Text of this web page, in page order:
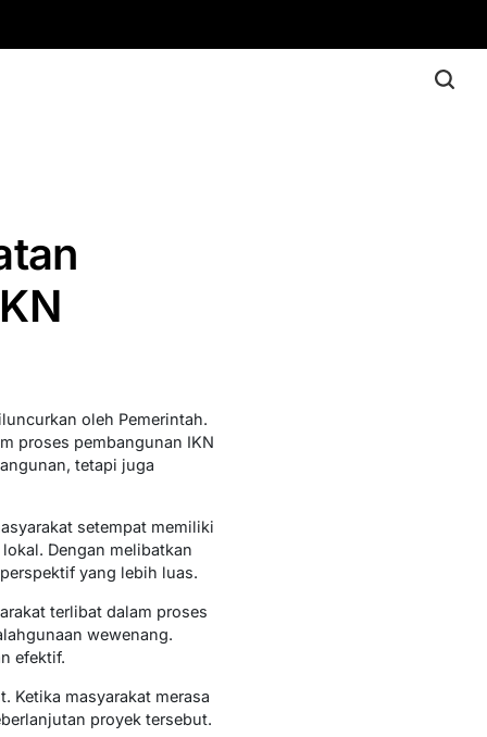
oleh Pemerintah.
proses pembangunan IKN
tetapi juga
setempat memiliki
Dengan melibatkan
yang lebih luas.
terlibat dalam proses
wewenang.
efektif.
Ketika masyarakat merasa
proyek tersebut.